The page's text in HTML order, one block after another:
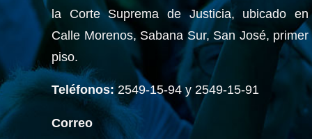
la Corte Suprema de Justicia, ubicado en
Calle Morenos, Sabana Sur, San José, primer
piso.
Teléfonos: 2549-15-94y 2549-15-91
Correo